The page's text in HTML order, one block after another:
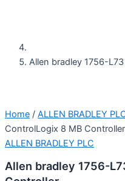
Allen bradley 1756-
Home / ALLEN BRADLEY
ControlLogix 8 MB Controller
ALLEN BRADLEY PLC
Allen bradley 1756-